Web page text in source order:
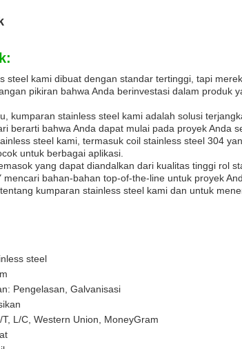
steel kami dibuat dengan standar tertinggi, tapi
pikiran bahwa Anda berinvestasi dalam produk
kumparan stainless steel kami adalah solusi
berarti bahwa Anda dapat mulai pada proyek Anda
steel kami, termasuk coil stainless steel 304
untuk berbagai aplikasi.
yang dapat diandalkan dari kualitas tinggi rol
bahan-bahan top-of-the-line untuk proyek
kumparan stainless steel kami dan untuk
steel
Pengelasan, Galvanisasi
L/C, Western Union, MoneyGram